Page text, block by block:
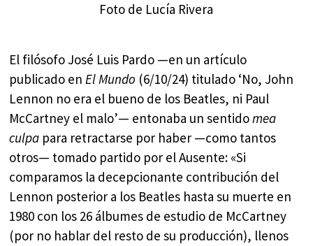
Foto de Lucía Rivera
El filósofo José Luis Pardo —en un artículo
publicado enEl Mundo (6/10/24) titulado ‘No, John
Lennon no era el bueno de los Beatles, ni Paul
McCartney el malo’— entonaba un sentidomea
culpa para retractarse por haber —como tantos
otros— tomado partido por el Ausente: «Si
comparamos la decepcionante contribución del
Lennon posterior a los Beatles hasta su muerte en
1980 con los 26 álbumes de estudio de McCartney
(por no hablar del resto de su producción), llenos